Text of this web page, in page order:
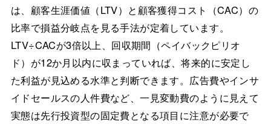
は、顧客生涯価値（LTV）と顧客獲得コスト（CAC）の
比率で損益分岐点を見る手法が定着しています。
LTV÷CACが3倍以上、回収期間（ペイバックピリオ
ド）が12か月以内に収まっていれば、将来的に安定し
た利益が見込める水準と判断できます。広告費やインサ
イドセールスの人件費など、一見変動費のように見えて
実態は先行投資型の固定費となる項目に注意が必要で